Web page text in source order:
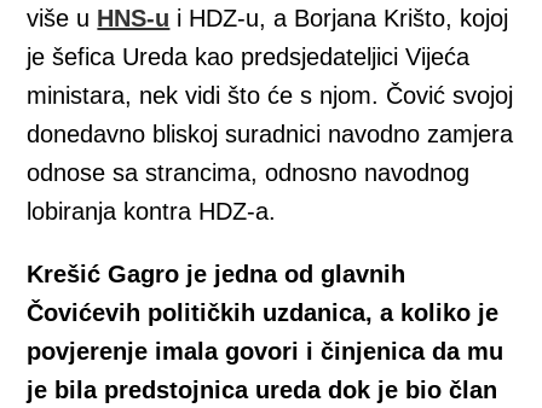
više u HNS-u i HDZ-u, a Borjana Krišto, kojoj
je šefica Ureda kao predsjedateljici Vijeća
ministara, nek vidi što će s njom. Čović svojoj
donedavno bliskoj suradnici navodno zamjera
odnose sa strancima, odnosno navodnog
lobiranja kontra HDZ-a.
Krešić Gagro je jedna od glavnih
Čovićevih političkih uzdanica, a koliko je
povjerenje imala govori i činjenica da mu
je bila predstojnica ureda dok je bio član